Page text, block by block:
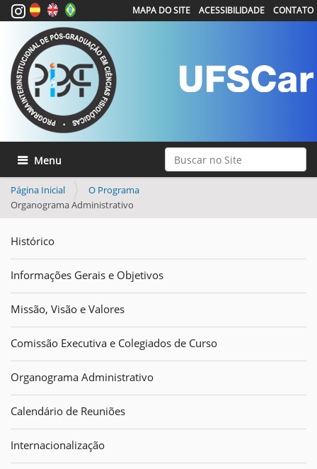
Busca Avançada…
MAPA DO SITE ACESSIBILIDADE CONTATO
Toggle navigation
Página Inicial
O Programa
Organograma Administrativo
Histórico
Informações Gerais e Objetivos
Missão, Visão e Valores
Comissão Executiva e Colegiados de Curso
Organograma Administrativo
Calendário de Reuniões
Internacionalização